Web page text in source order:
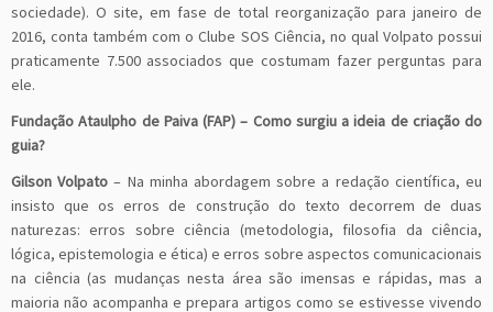
sociedade). O site, em fase de total reorganização para janeiro de
2016, conta também com o Clube SOS Ciência, no qual Volpato possui
praticamente 7.500 associados que costumam fazer perguntas para
ele.
Fundação Ataulpho de Paiva (FAP)– Como surgiu a ideia de criação do
guia?
Gilson Volpato – Na minha abordagem sobre a redação científica, eu
insisto que os erros de construção do texto decorrem de duas
naturezas: erros sobre ciência (metodologia, filosofia da ciência,
lógica, epistemologia e ética) e erros sobre aspectos comunicacionais
na ciência (as mudanças nesta área são imensas e rápidas, mas a
maioria não acompanha e prepara artigos como se estivesse vivendo